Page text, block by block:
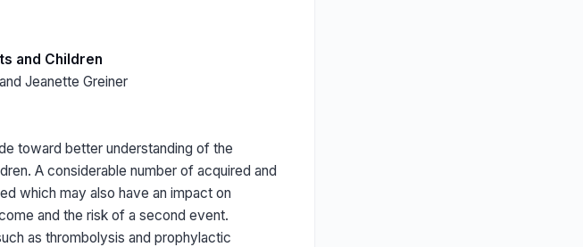
and Children
Jeanette Greiner
toward better understanding of the
A considerable number of acquired and
which may also have an impact on
and the risk of a second event.
as thrombolysis and prophylactic